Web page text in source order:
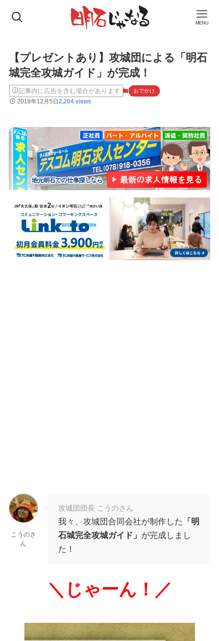
MENU
【プレゼントあり】攻城団による「明石
城完全攻城ガイド」が完成！
記事内に広告を含む場合があります おでかけ
2018年12月5日2,204 views
こうのさ
ん
攻城団団長 こうのさん
我々、攻城団合同会社が制作した
「明
石城完全攻城ガイド」 が完成しまし
た！
＼じゃーん！／